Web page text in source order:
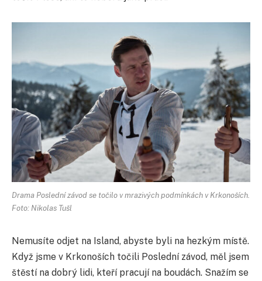
Drama Poslední závod se točilo v mrazivých podmínkách v Krkonoších.
Foto: Nikolas Tušl
Nemusíte odjet na Island, abyste byli na hezkým místě.
Když jsme v Krkonoších točili Poslední závod, měl jsem
štěstí na dobrý lidi, kteří pracují na boudách. Snažím se